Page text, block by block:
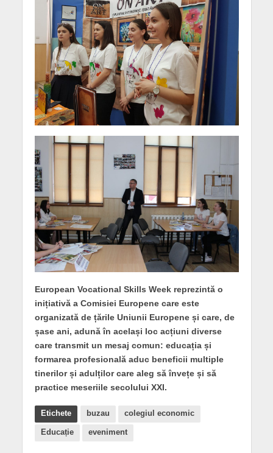
European Vocational Skills Week reprezintă o
inițiativă a Comisiei Europene care este
organizată de țările Uniunii Europene și care, de
șase ani, adună în același loc acțiuni diverse
care transmit un mesaj comun: educația și
formarea profesională aduc beneficii multiple
tinerilor și adulților care aleg să învețe și să
practice meseriile secolului XXI.
Etichete buzau colegiul economic
Educație eveniment